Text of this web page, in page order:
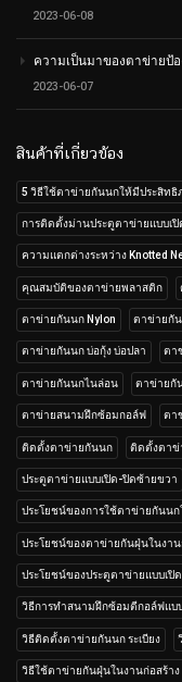
2023-06-08
ความเป็นมาของตาข่ายป้
2023-06-07
สินค้าที่เกี่ยวข้อง
5 วิธีใช้ตาข่ายกันนกให้มีประสิทธิ
การติดตั้งม่านประตูตาข่ายแบบเ
ความแตกต่างระหว่าง Knotted
คุณสมบัติของตาข่ายพลาสติก
ตาข่ายกันนก Nylon ตาข่ายกัน
ตาข่ายกันนก บ่อกุ้ง บ่อปลา ตา
ตาข่ายกันนกไนล่อน ตาข่ายกั
ตาข่ายสนามฝึกซ้อมกอล์ฟ ตา
ติดตั้งตาข่ายกันนก ติดตั้งตาข่
ประตูตาข่ายแบบเปิด-ปิดซ้ายขวา
ประโยชน์ของการใช้ตาข่ายกันนก
ประโยชน์ของตาข่ายกันฝุ่นในงาน
ประโยชน์ของประตูตาข่ายแบบเปิ
วิธีการทำสนามฝึกซ้อมตีกอล์ฟแบ
วิธีติดตั้งตาข่ายกันนก ระเบียง
วิธีใช้ตาข่ายกันฝุ่นในงานก่อสร้าง